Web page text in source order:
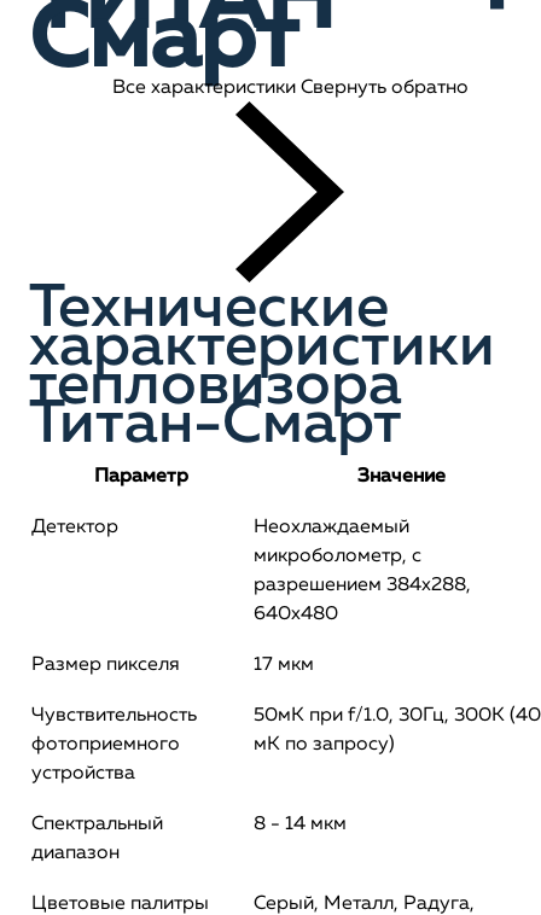
Смарт
Все характеристики Свернуть обратно
Технические
характеристики
тепловизора
Титан-Смарт
Параметр Значение
Детектор
Неохлаждаемый
микроболометр, с
разрешением 384х288,
640x480
Размер пикселя 17 мкм
Чувствительность
фотоприемного
устройства
50мК при f/1.0, 30Гц, 300K (40
мК по запросу)
Спектральный
диапазон
8 - 14 мкм
Цветовые палитры
Серый, Металл, Радуга,